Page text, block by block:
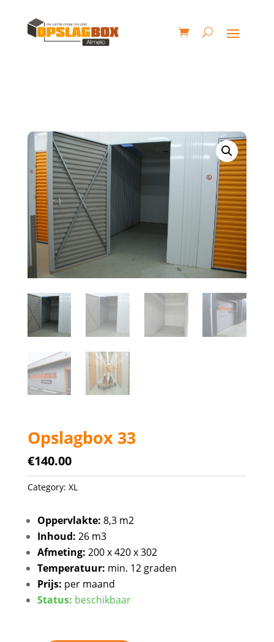
Opslagbox 33
€140.00
Category: XL
Oppervlakte: 8,3 m2
Inhoud: 26 m3
Afmeting: 200 x 420 x 302
Temperatuur: min. 12 graden
Prijs: per maand
Status: beschikbaar